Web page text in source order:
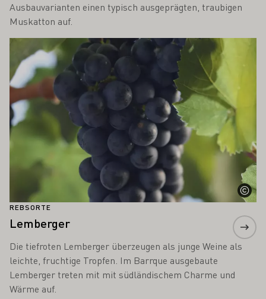
Ausbauvarianten einen typisch ausgeprägten, traubigen
Muskatton auf.
REBSORTE
Lemberger
Die tiefroten Lemberger überzeugen als junge Weine als
leichte, fruchtige Tropfen. Im Barrque ausgebaute
Lemberger treten mit mit südländischem Charme und
Wärme auf.
Mehr erfahren